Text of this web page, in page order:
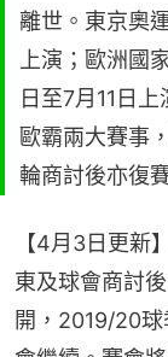
離世。東京奧
上演；歐洲國
日至7月11日
歐霸兩大賽事
輪商討後亦復
【4月3日更新
東及球會商討
開，2019/20